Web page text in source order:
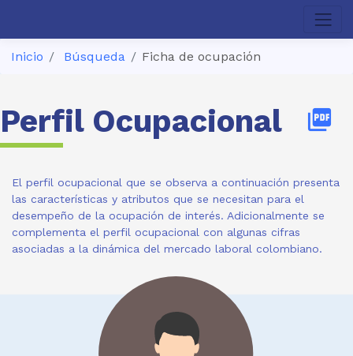
Inicio Búsqueda Ficha de ocupación
Perfil Ocupacional picture_as_pdf
El perfil ocupacional que se observa a continuación presenta
las características y atributos que se necesitan para el
desempeño de la ocupación de interés. Adicionalmente se
complementa el perfil ocupacional con algunas cifras
asociadas a la dinámica del mercado laboral colombiano.